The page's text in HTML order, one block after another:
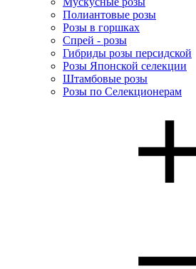
Полиантовые розы
Розы в горшках
Спрей - розы
Гибриды розы персидской
Розы Японской селекции
Штамбовые розы
Розы по Селекционерам